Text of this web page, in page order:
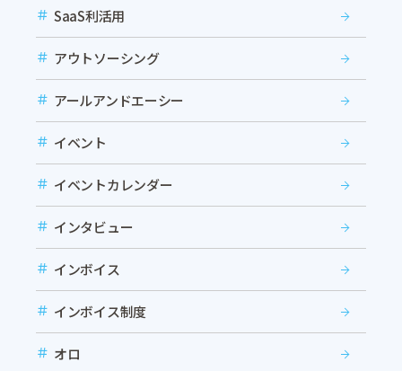
SaaS利活用
アウトソーシング
アールアンドエーシー
イベント
イベントカレンダー
インタビュー
インボイス
インボイス制度
オロ